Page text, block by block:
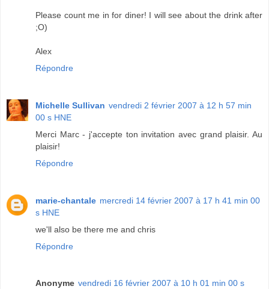
Please count me in for diner! I will see about the drink after
;O)
Alex
Répondre
Michelle Sullivan vendredi 2 février 2007 à 12 h 57 min
00 s HNE
Merci Marc - j'accepte ton invitation avec grand plaisir. Au
plaisir!
Répondre
marie-chantale mercredi 14 février 2007 à 17 h 41 min 00
s HNE
we'll also be there me and chris
Répondre
Anonyme vendredi 16 février 2007 à 10 h 01 min 00 s